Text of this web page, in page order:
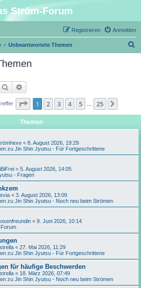
Ström-Forum
Anmelden
Registrieren
Unbeantwortete Themen
Suche
Seite 1von 25
1 2 3 4 5 25
Themen
« 8. August 2026, 19:29
zu Jin Shin Jyutsu - Für Fortgeschrittene
« 5. August 2026, 14:05
- Fragen
« 3. August 2026, 13:09
zu Jin Shin Jyutsu - Noch neu beim Strömen
« 9. Juni 2026, 10:14
« 27. Mai 2026, 11:29
zu Jin Shin Jyutsu - Für Fortgeschrittene
für häufige Beschwerden
« 18. März 2026, 07:49
zu Jin Shin Jyutsu - Noch neu beim Strömen